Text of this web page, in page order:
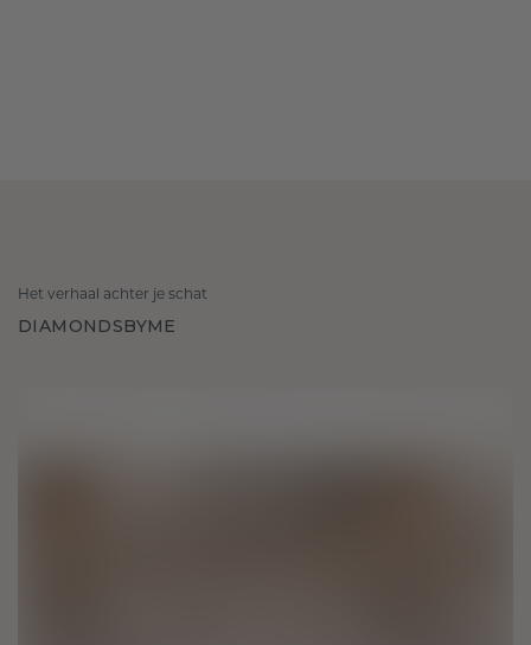
Het verhaal achter je schat
DIAMONDSBYME